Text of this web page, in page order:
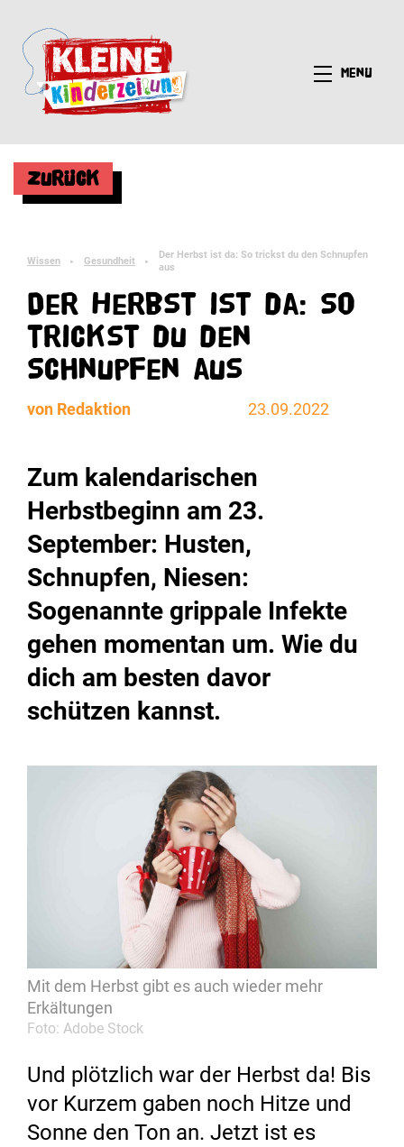
Menü
Zurück
Wissen ► Gesundheit ►
Der Herbst ist da: So trickst du den Schnupfen
aus
Der Herbst ist da: So
trickst du den
Schnupfen aus
von Redaktion 23.09.2022
Zum kalendarischen
Herbstbeginn am 23.
September: Husten,
Schnupfen, Niesen:
Sogenannte grippale Infekte
gehen momentan um. Wie du
dich am besten davor
schützen kannst.
Mit dem Herbst gibt es auch wieder mehr
Erkältungen
Foto: Adobe Stock
Und plötzlich war der Herbst da! Bis
vor Kurzem gaben noch Hitze und
Sonne den Ton an. Jetzt ist es